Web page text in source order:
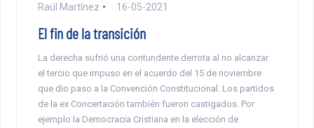
Raúl Martínez 16-05-2021
El fin de la transición
La derecha sufrió una contundente derrota al no alcanzar
el tercio que impuso en el acuerdo del 15 de noviembre
que dio paso a la Convención Constitucional. Los partidos
de la ex Concertación también fueron castigados. Por
ejemplo la Democracia Cristiana en la elección de